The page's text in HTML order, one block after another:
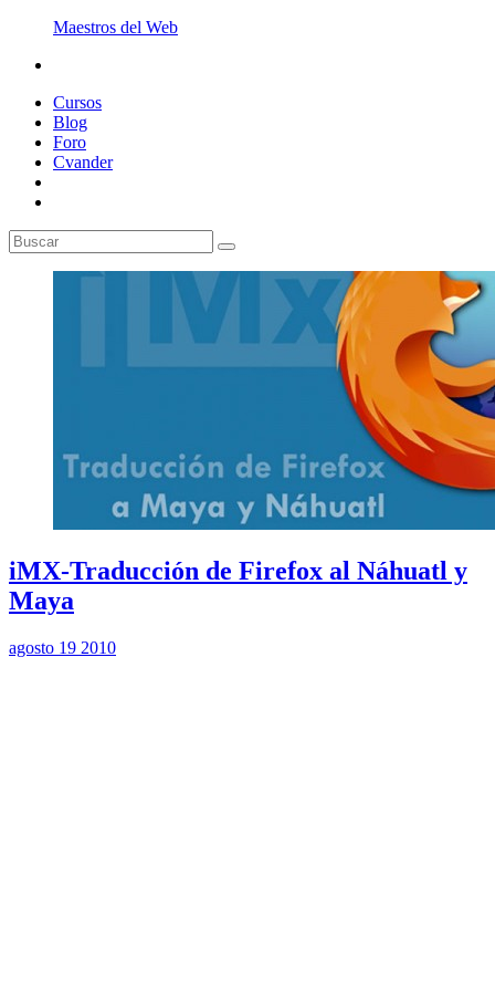
Maestros del Web
Cursos
Blog
Foro
Cvander
iMX-Traducción de Firefox al Náhuatl y
Maya
agosto 19 2010